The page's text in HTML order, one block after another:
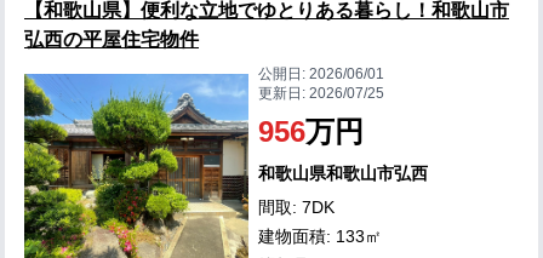
【和歌山県】便利な立地でゆとりある暮らし！和歌山市
弘西の平屋住宅物件
公開日:2026/06/01
更新日:2026/07/25
956万円
和歌山県和歌山市弘西
間取: 7DK
建物面積: 133㎡